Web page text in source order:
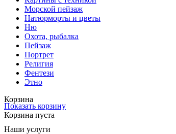
Морской пейзаж
Натюрморты и цветы
Ню
Охота, рыбалка
Пейзаж
Портрет
Религия
Фентези
Этно
Корзина
Показать корзину
Корзина пуста
Наши услуги